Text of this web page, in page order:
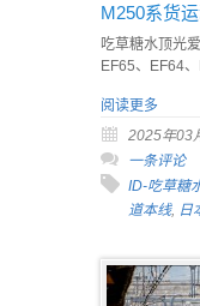
M250系货
吃草糖水顶光
EF65、EF64、
阅读更多
2025年03
一条评论
ID-吃草糖
道本线, 日